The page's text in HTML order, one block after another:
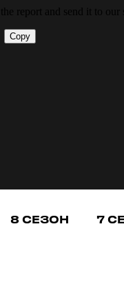
8 СЕЗОН 7